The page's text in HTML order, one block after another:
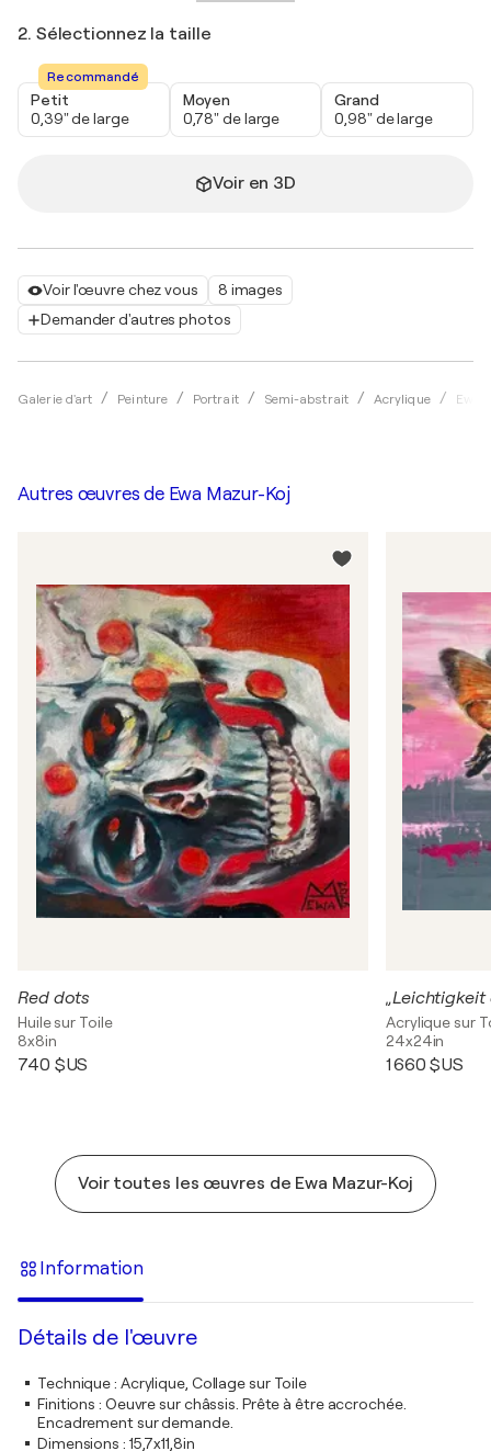
Voir l'œuvre chez vous
8 images
Demander d'autres photos
Galerie d'art Peinture Portrait Semi-abstrait Acrylique Ewa
2. Sélectionnez la taille
Recommandé
Petit
0,39" de large
Moyen
0,78" de large
Grand
0,98" de large
Voir en 3D
Autres œuvres de Ewa Mazur-Koj
Red dots
Huile sur Toile
8x8in
740 $US
„Leichtigkeit
Acrylique sur
24x24in
1 660 $US
Voir toutes les œuvres de Ewa Mazur-Koj
Information
Détails de l'œuvre
Technique: Acrylique, Collage sur Toile
Finitions : Oeuvre sur châssis. Prête à être accrochée.
Encadrement sur demande.
Dimensions : 15,7x11,8in